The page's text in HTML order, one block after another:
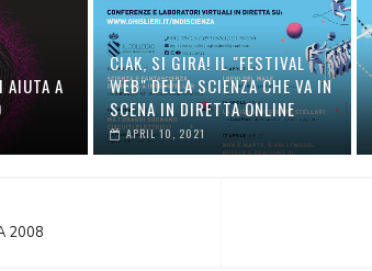
AIUTA A
CIAK, SI GIRA! IL "FESTIVAL
WEB" DELLA SCIENZA CHE VA IN
SCENA IN DIRETTA ONLINE
APRIL 10, 2021
2008